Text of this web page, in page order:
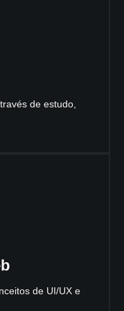
de estudo,
de UI/UX e